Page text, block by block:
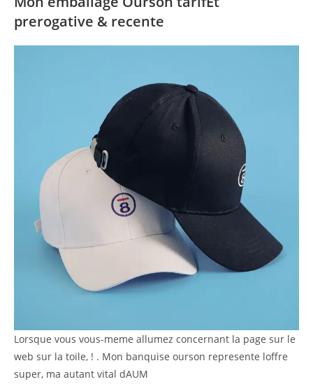
prerogative & recente
Lorsque vous vous-meme allumez concernant la page sur le
web sur la toile, ! . Mon banquise ourson represente loffre
super, ma autant vital dAUM